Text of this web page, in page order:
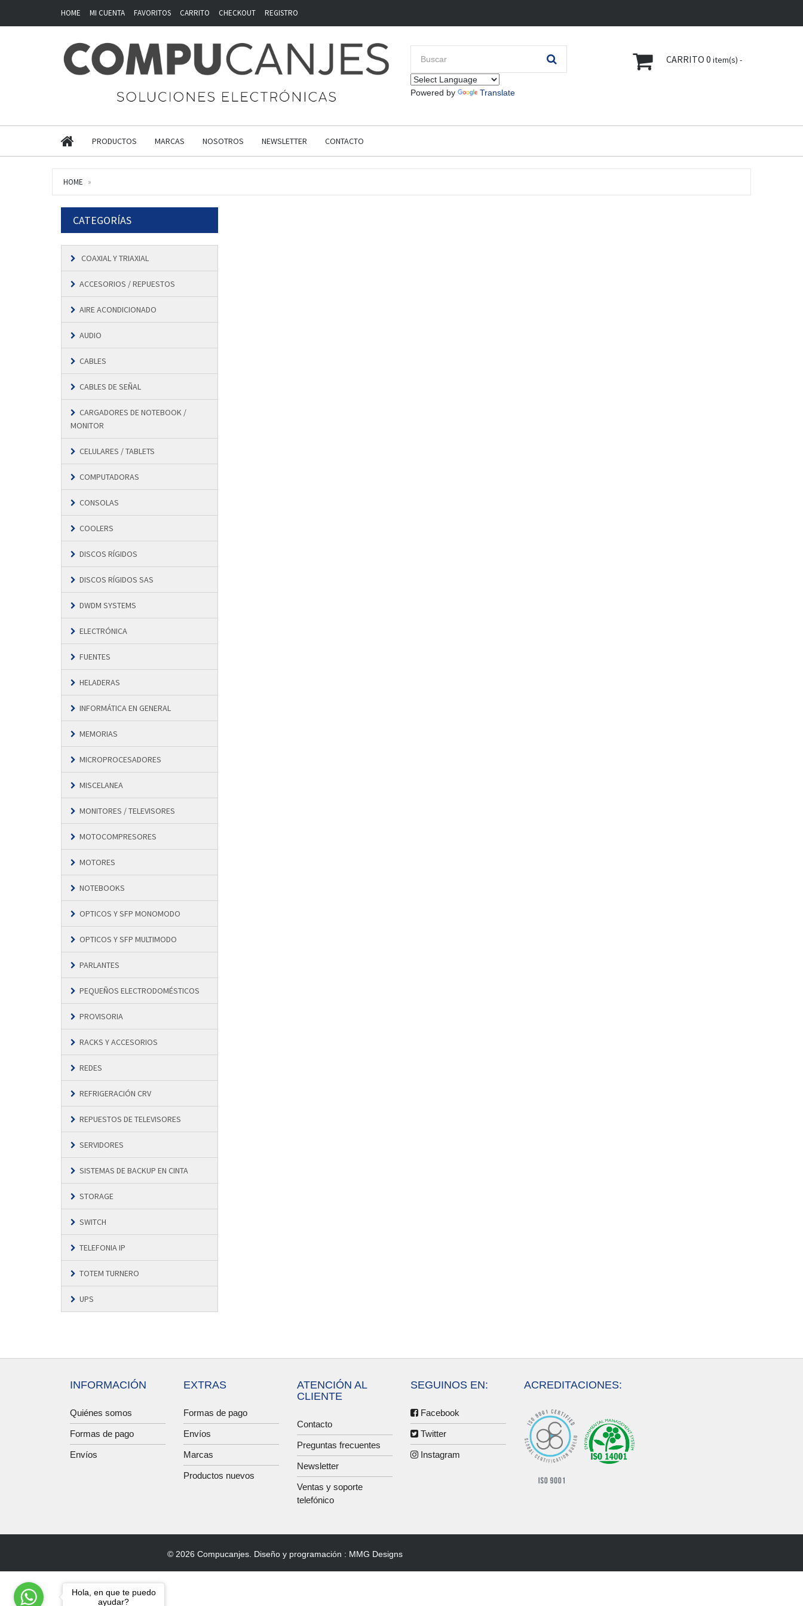
HOME MI CUENTA FAVORITOS CARRITO CHECKOUT REGISTRO
Powered by Translate
CARRITO 0 item(s) -
PRODUCTOS MARCAS NOSOTROS NEWSLETTER CONTACTO
HOME
CATEGORÍAS
COAXIAL Y TRIAXIAL
ACCESORIOS / REPUESTOS
AIRE ACONDICIONADO
AUDIO
CABLES
CABLES DE SEÑAL
CARGADORES DE NOTEBOOK /
MONITOR
CELULARES / TABLETS
COMPUTADORAS
CONSOLAS
COOLERS
DISCOS RÍGIDOS
DISCOS RÍGIDOS SAS
DWDM SYSTEMS
ELECTRÓNICA
FUENTES
HELADERAS
INFORMÁTICA EN GENERAL
MEMORIAS
MICROPROCESADORES
MISCELANEA
MONITORES / TELEVISORES
MOTOCOMPRESORES
MOTORES
NOTEBOOKS
OPTICOS Y SFP MONOMODO
OPTICOS Y SFP MULTIMODO
PARLANTES
PEQUEÑOS ELECTRODOMÉSTICOS
PROVISORIA
RACKS Y ACCESORIOS
REDES
REFRIGERACIÓN CRV
REPUESTOS DE TELEVISORES
SERVIDORES
SISTEMAS DE BACKUP EN CINTA
STORAGE
SWITCH
TELEFONIA IP
TOTEM TURNERO
UPS
INFORMACIÓN
Quiénes somos
Formas de pago
Envíos
EXTRAS
Formas de pago
Envíos
Marcas
Productos nuevos
ATENCIÓN AL
CLIENTE
Contacto
Preguntas frecuentes
Newsletter
Ventas y soporte
telefónico
SEGUINOS EN:
Facebook
Twitter
Instagram
ACREDITACIONES:
© 2026 Compucanjes. Diseño y programación : MMG Designs
Hola, en que te puedo
ayudar?